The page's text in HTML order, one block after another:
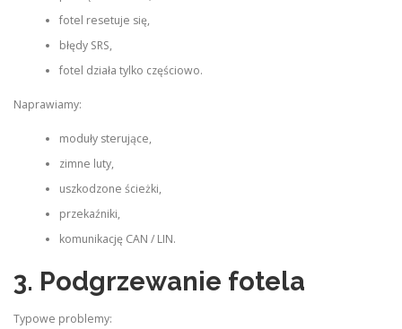
fotel resetuje się,
błędy SRS,
fotel działa tylko częściowo.
Naprawiamy:
moduły sterujące,
zimne luty,
uszkodzone ścieżki,
przekaźniki,
komunikację CAN / LIN.
3. Podgrzewanie fotela
Typowe problemy: